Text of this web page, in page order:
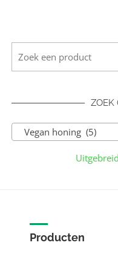
ZOEK
Vegan honing (5)
Producten